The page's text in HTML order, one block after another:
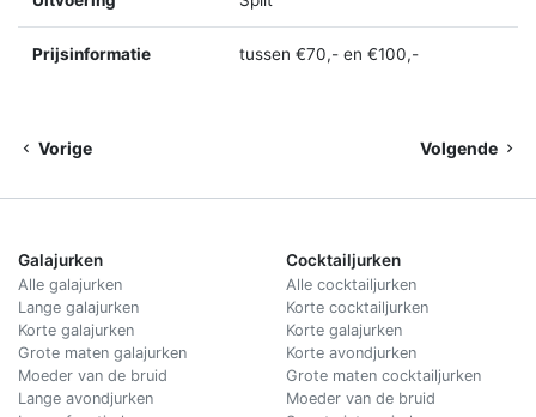
Prijsinformatie tussen €70,- en €100,-
Vorige Volgende
Galajurken
Alle galajurken
Lange galajurken
Korte galajurken
Grote maten galajurken
Moeder van de bruid
Lange avondjurken
Cocktailjurken
Alle cocktailjurken
Korte cocktailjurken
Korte galajurken
Korte avondjurken
Grote maten cocktailjurken
Moeder van de bruid